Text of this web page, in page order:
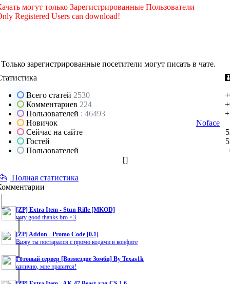
могут только Зарегистрированные Пользователи
Registered Users can download!
Только зарегистрированные посетители могут писать в чате.
Всего статей 2530
Комментариев 224
Пользователей : 46493
Новичок
Noface
Сейчас на сайте
Гостей
Пользователей
[]
Полная статистика
[ZP] Extra Item - Stun Rifle [MKOD]
very good thanks bro <3
[ZP] Addon - Promo Code [0.1]
Вижу ты постарался с промо кодами в конфиге
Готовый сервер [Возмездие Зомби] By Texas1k
отлично, мне нравится!